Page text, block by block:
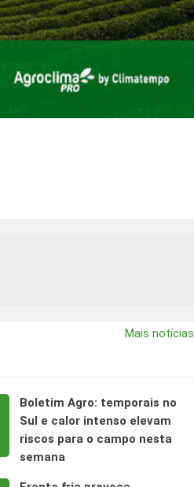
Mais notícias
Boletim Agro: temporais no
Sul e calor intenso elevam
riscos para o campo nesta
semana